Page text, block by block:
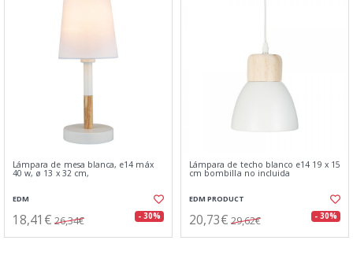
Lámpara de mesa blanca, e14 máx
40 w, ø 13 x 32 cm,
EDM
18,41€ 26,34€ - 30%
Lámpara de techo blanco e14 19 x 15
cm bombilla no incluida
EDM PRODUCT
20,73€ 29,62€ - 30%